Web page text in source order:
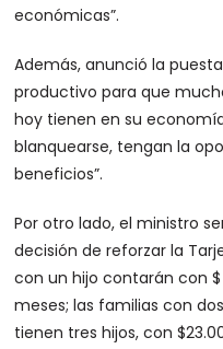
económicas”.
Además, anunció la
productivo para que
hoy tienen en su
blanquearse, tengan la
beneficios”.
Por otro lado, el ministro
decisión de reforzar la
con un hijo contarán con $
meses; las familias con
tienen tres hijos, con